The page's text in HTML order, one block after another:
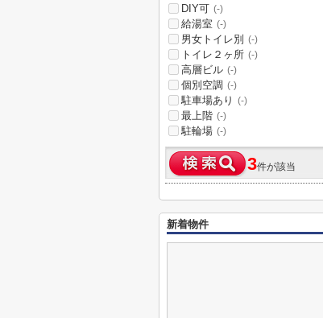
DIY可 (-)
給湯室 (-)
男女トイレ別 (-)
トイレ２ヶ所 (-)
高層ビル (-)
個別空調 (-)
駐車場あり (-)
最上階 (-)
駐輪場 (-)
3件が該当
新着物件